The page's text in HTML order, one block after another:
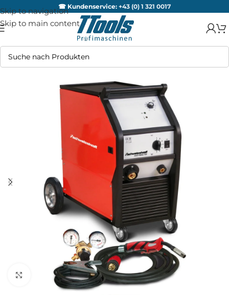
Skip to navigation
Skip to main content
☎ Kundenservice: +43 (0) 1 321 0017
Zum Vergrößern anklicken